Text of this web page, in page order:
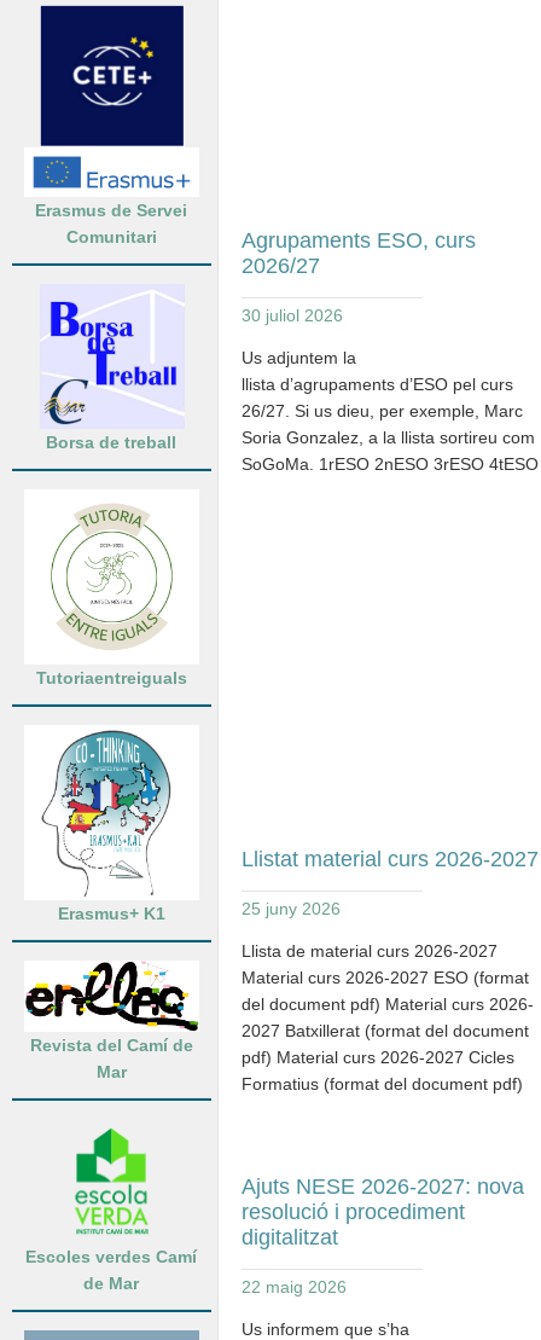
Erasmus de Servei
Comunitari
Borsa de treball
Tutoriaentreiguals
Erasmus+ K1
Revista del Camí de
Mar
Escoles verdes Camí
de Mar
Agrupaments ESO, curs
2026/27
30 juliol 2026
Us adjuntem la
llista d’agrupaments d’ESO pel curs
26/27. Si us dieu, per exemple, Marc
Soria Gonzalez, a la llista sortireu com
SoGoMa. 1rESO 2nESO 3rESO 4tESO
Llistat material curs 2026-2027
25 juny 2026
Llista de material curs 2026-2027
Material curs 2026-2027 ESO (format
del document pdf) Material curs 2026-
2027 Batxillerat (format del document
pdf) Material curs 2026-2027 Cicles
Formatius (format del document pdf)
Ajuts NESE 2026-2027: nova
resolució i procediment
digitalitzat
22 maig 2026
Us informem que s’ha